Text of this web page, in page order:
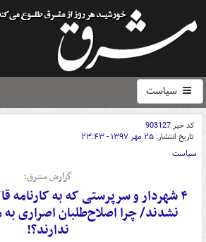
سیاست
کد خبر903127
تاریخ انتشار: ۲۵ مهر ۱۳۹۷ - ۲۳:۴۳
سیاست
گزارش مشرق؛
۴ شهردار و سرپرستی که به کارنامه
نشدند/ چرا اصلاح‌طلبان اصراری
ندارند؟!